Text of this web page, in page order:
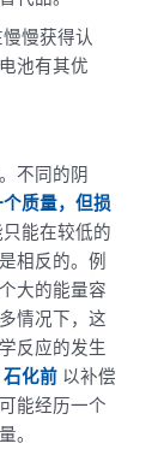
慢获得认
池有其优
不同的阴
质量，但损
能在较低的
相反的。例
大的能量容
情况下，这
反应的发生
石化前 以补偿
能经历一个
。